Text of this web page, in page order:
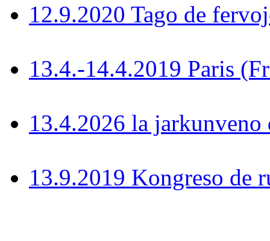
12.9.2020 Tago de
13.4.-14.4.2019 Paris
13.4.2026 la jarkunveno
13.9.2019 Kongreso de